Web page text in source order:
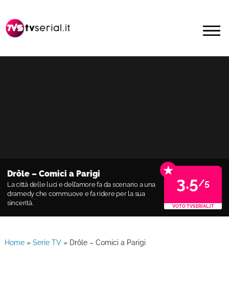
alla
navigazione
contenuto
MENU
Drôle – Comici a Parigi
La città delle luci e dell’amore fa da scenario a una
dramedy che commuove e fa ridere per la sua
sincerità.
★
3.5/5
VOTO TVSERIAL.IT
Home» Serie TV» Drôle – Comici a Parigi